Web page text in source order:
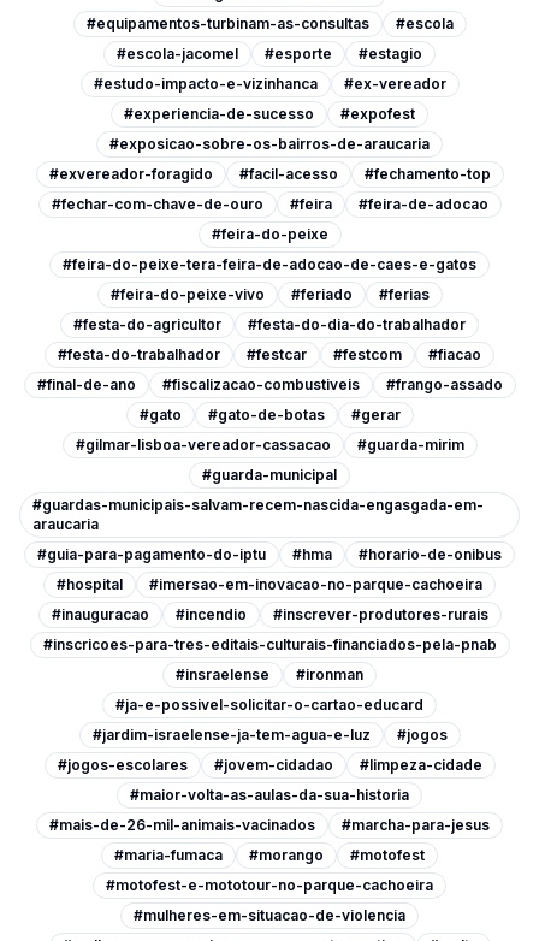
#equipamentos-turbinam-as-consultas
#escola
#escola-jacomel
#esporte
#estagio
#estudo-impacto-e-vizinhanca
#ex-vereador
#experiencia-de-sucesso
#expofest
#exposicao-sobre-os-bairros-de-araucaria
#exvereador-foragido
#facil-acesso
#fechamento-top
#fechar-com-chave-de-ouro
#feira
#feira-de-adocao
#feira-do-peixe
#feira-do-peixe-tera-feira-de-adocao-de-caes-e-gatos
#feira-do-peixe-vivo
#feriado
#ferias
#festa-do-agricultor
#festa-do-dia-do-trabalhador
#festa-do-trabalhador
#festcar #festcom
#fiacao
#final-de-ano
#fiscalizacao-combustiveis
#frango-assado
#gato
#gato-de-botas
#gerar
#gilmar-lisboa-vereador-cassacao
#guarda-mirim
#guarda-municipal
#guardas-municipais-salvam-recem-nascida-engasgada-em-
araucaria
#guia-para-pagamento-do-iptu
#hma
#horario-de-onibus
#hospital
#imersao-em-inovacao-no-parque-cachoeira
#inauguracao
#incendio
#inscrever-produtores-rurais
#inscricoes-para-tres-editais-culturais-financiados-pela-pnab
#insraelense
#ironman
#ja-e-possivel-solicitar-o-cartao-educard
#jardim-israelense-ja-tem-agua-e-luz
#jogos
#jogos-escolares
#jovem-cidadao
#limpeza-cidade
#maior-volta-as-aulas-da-sua-historia
#mais-de-26-mil-animais-vacinados
#marcha-para-jesus
#maria-fumaca
#morango
#motofest
#motofest-e-mototour-no-parque-cachoeira
#mulheres-em-situacao-de-violencia